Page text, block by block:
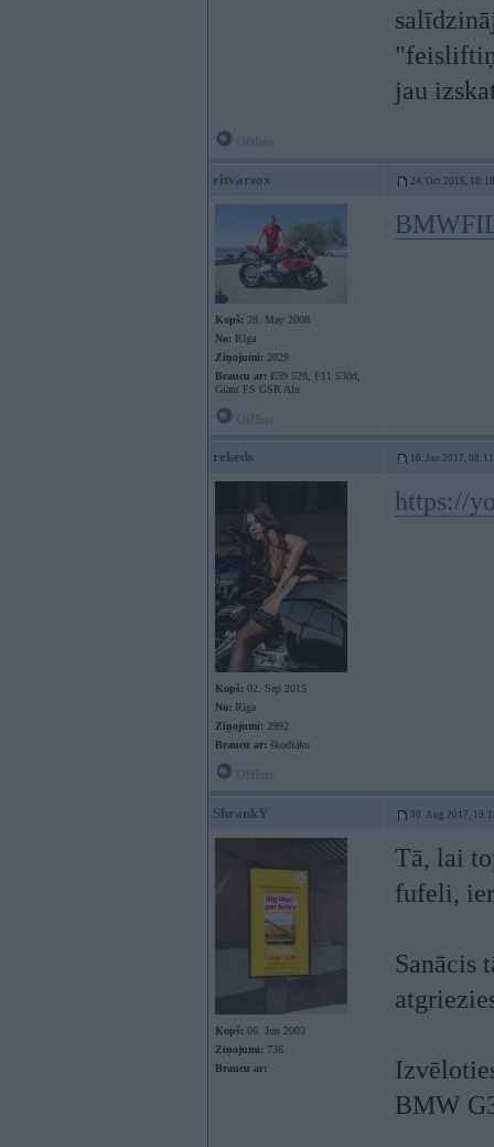
jau
ritvarsox 24. Oct 2016, 18:18
Kopš: 28. May 2008
No: Rīga
Ziņojumi: 2029
Braucu ar: E39 528, F11 530d,
Giant FS GSR Alu
rekeds 10. Jan 2017, 08:11
Kopš: 02. Sep 2015
No: Rīga
Ziņojumi: 2992
Braucu ar: škodiaku
https://
ShrankY 30. Aug 2017,
Kopš: 06. Jun 2003
Ziņojumi: 736
Braucu ar:
Tā, lai
fufeli,
Sanācis
BMW